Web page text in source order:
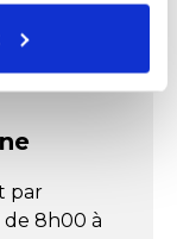
par
8h00 à